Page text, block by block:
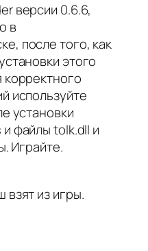
версии 0.6.6,
в
после того, как
этого
корректного
используйте
установки
файлы tolk.dll и
Играйте.
взят из игры.